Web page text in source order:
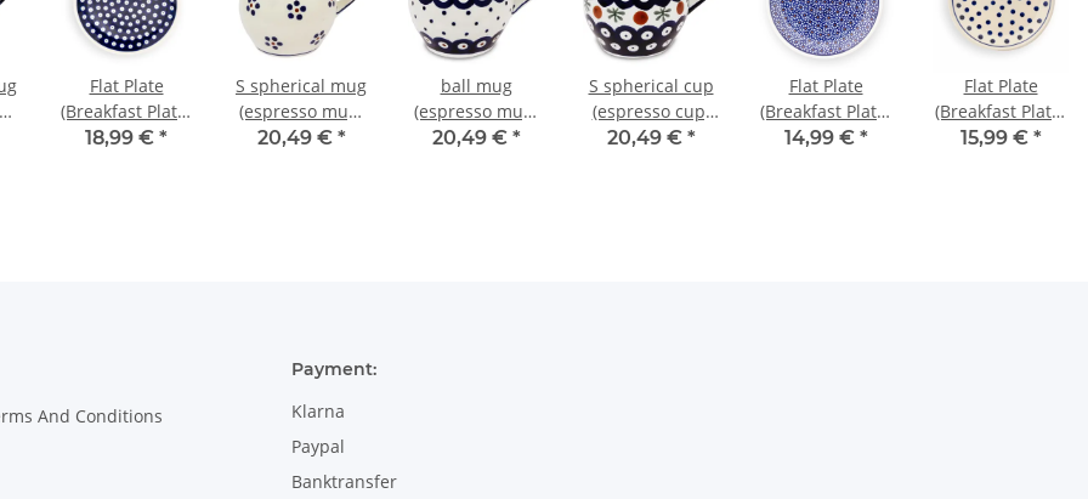
Flat Plate
(Breakfast Plate)
Ø19.5 cm, H=2.4
18,99 € *
S spherical mug
(espresso mug)
0.16 litres H 6.80
20,49 € *
ball mug
(espresso mug)
0.16 litres H 6.80
20,49 € *
S spherical cup
(espresso cup)
0.16 litres H 6.80
20,49 € *
Flat Plate
(Breakfast Plate)
Ø19.5 cm, H=2.4
14,99 € *
Flat Plate
(Breakfast Plate)
Ø19.5 cm, H=2.4
15,99 € *
And Conditions
Payment:
Klarna
Paypal
Banktransfer